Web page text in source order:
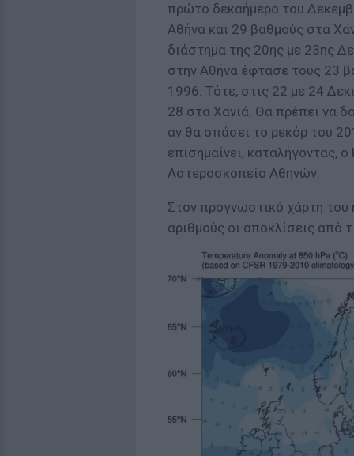
πρώτο δεκαήμερο του
Αθήνα και 29 βαθμούς στα
διάστημα της 20ης με 23ης
στην Αθήνα έφτασε τους 23
1996. Τότε, στις 22 με 24
28 στα Χανιά. Θα πρέπει να
αν θα σπάσει το ρεκόρ του
επισημαίνει, καταλήγοντας,
Αστεροσκοπείο Αθηνών.
Στον προγνωστικό χάρτη του
αριθμούς οι αποκλίσεις από